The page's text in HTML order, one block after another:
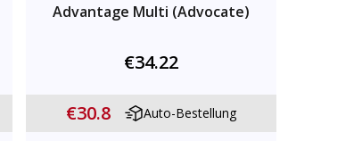
Advantage Multi (Advocate)
€34.22
€30.8 Auto-Bestellung